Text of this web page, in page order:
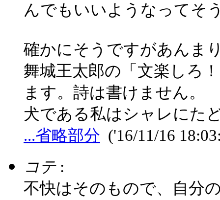
んでもいいようなってそ
確かにそうですがあんま
舞城王太郎の「文楽しろ
ます。詩は書けません。
犬である私はシャレにた
...省略部分 ('16/11/16
コテ:
不快はそのもので、自分